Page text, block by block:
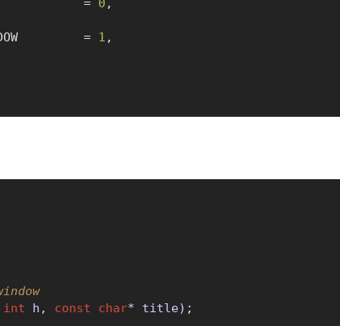
=
0 ,
=
1 ,
int h, const char* title) ;